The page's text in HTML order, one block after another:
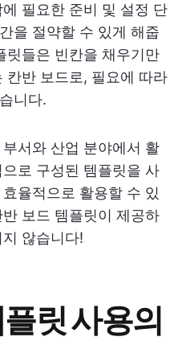
필요한 준비 및 설정 단
을 절약할 수 있게 해줍
릿들은 빈칸을 채우기만
칸반 보드로, 필요에 따라
니다.
서와 산업 분야에서 활
로 구성된 템플릿을 사
율적으로 활용할 수 있
보드 템플릿이 제공하
않습니다!
릿 사용의